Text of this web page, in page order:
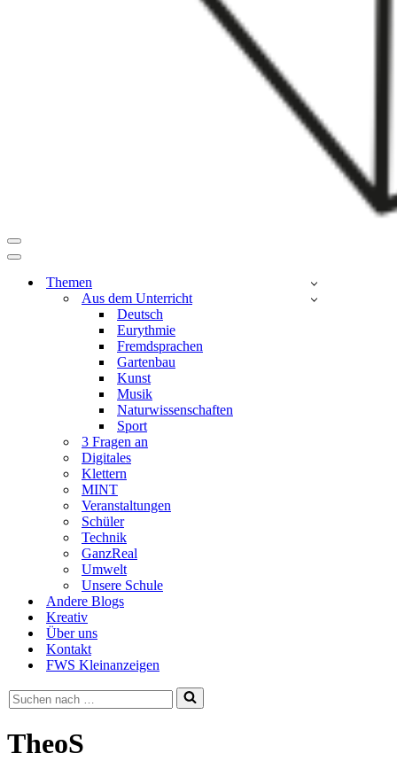
Navigationsmenü
Navigationsmenü
Themen
Aus dem Unterricht
Deutsch
Eurythmie
Fremdsprachen
Gartenbau
Kunst
Musik
Naturwissenschaften
Sport
3 Fragen an
Digitales
Klettern
MINT
Veranstaltungen
Schüler
Technik
GanzReal
Umwelt
Unsere Schule
Andere Blogs
Kreativ
Über uns
Kontakt
FWS Kleinanzeigen
Suchen
nach …
TheoS